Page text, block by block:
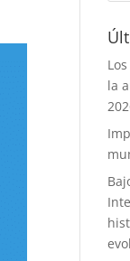
la